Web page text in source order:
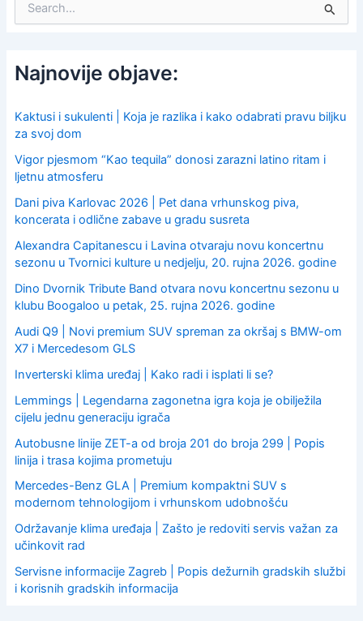
c
h
o
r
Najnovije objave:
Kaktusi i sukulenti | Koja je razlika i kako odabrati pravu biljku
za svoj dom
Vigor pjesmom “Kao tequila” donosi zarazni latino ritam i
ljetnu atmosferu
Dani piva Karlovac 2026 | Pet dana vrhunskog piva,
koncerata i odlične zabave u gradu susreta
Alexandra Capitanescu i Lavina otvaraju novu koncertnu
sezonu u Tvornici kulture u nedjelju, 20. rujna 2026. godine
Dino Dvornik Tribute Band otvara novu koncertnu sezonu u
klubu Boogaloo u petak, 25. rujna 2026. godine
Audi Q9 | Novi premium SUV spreman za okršaj s BMW-om
X7 i Mercedesom GLS
Inverterski klima uređaj | Kako radi i isplati li se?
Lemmings | Legendarna zagonetna igra koja je obilježila
cijelu jednu generaciju igrača
Autobusne linije ZET-a od broja 201 do broja 299 | Popis
linija i trasa kojima prometuju
Mercedes-Benz GLA | Premium kompaktni SUV s
modernom tehnologijom i vrhunskom udobnošću
Održavanje klima uređaja | Zašto je redoviti servis važan za
učinkovit rad
Servisne informacije Zagreb | Popis dežurnih gradskih službi
i korisnih gradskih informacija